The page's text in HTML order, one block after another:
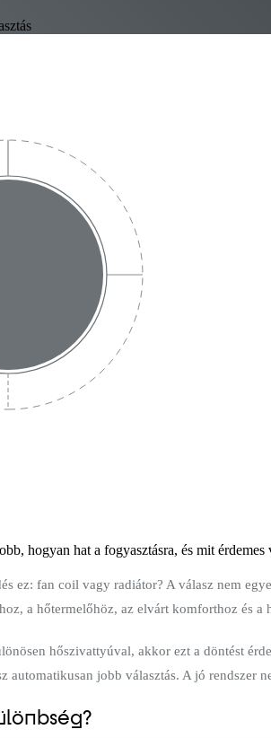
hogyan hat a fogyasztásra, és mit érdemes
ez: fan coil vagy radiátor? A válasz nem
a hőtermelőhöz, az elvárt komforthoz és a
hőszivattyúval, akkor ezt a döntést
automatikusan jobb választás. A jó